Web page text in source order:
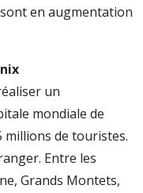
en augmentation
un
mondiale de
millions de touristes.
Entre les
Grands Montets,